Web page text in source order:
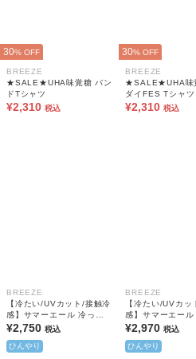
30% OFF
BREEZE
★SALE★UHA味覚糖 バン
ドTシャツ
¥2,310 税込
30% OFF
BREEZE
★SALE★UHA味
ダイFES Tシャツ
¥2,310 税込
BREEZE
【冷たい/UVカット/接触冷
感】サマーエール 冷っほ
ーい！Tシャツ(大人サイズ)
¥2,750 税込
ひんやり
BREEZE
【冷たい/UVカッ
感】サマーエール
ーい！保冷剤ベス
¥2,970税込
ひんやり